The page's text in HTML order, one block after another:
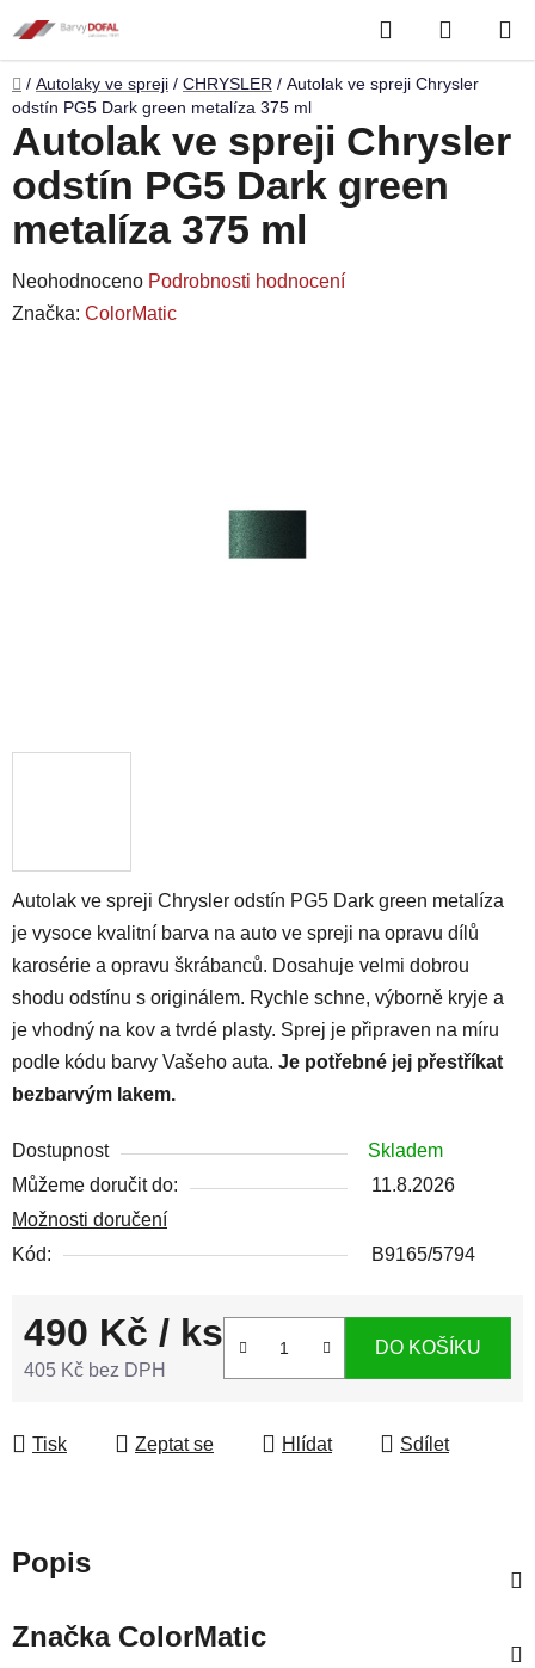
na
obsah
Hledat
KOŠÍK
Domů
/ Autolaky ve spreji / CHRYSLER / Autolak ve spreji Chrysler
odstín PG5 Dark green metalíza 375 ml
Autolak ve spreji Chrysler odstín PG5 Dark green metalíza
je vysoce kvalitní barva na auto ve spreji na opravu dílů
karosérie a opravu škrábanců. Dosahuje velmi dobrou
shodu odstínu s originálem. Rychle schne, výborně kryje a
je vhodný na kov a tvrdé plasty. Sprej je připraven na míru
podle kódu barvy Vašeho auta. Je potřebné jej přestříkat
bezbarvým lakem.
Dostupnost
Skladem
Můžeme doručit do:
11.8.2026
Možnosti doručení
Kód:
B9165/5794
490 Kč / ks
405 Kč bez DPH
DO KOŠÍKU
Tisk Zeptat se Hlídat Sdílet
Autolak ve spreji Chrysler
odstín PG5 Dark green
metalíza 375 ml
Průměrné
hodnocení
Neohodnoceno Podrobnosti hodnocení
Značka: ColorMatic
Popis
ZnačkaColorMatic